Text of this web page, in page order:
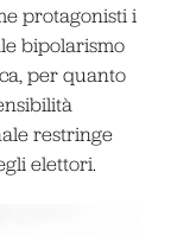
protagonisti i
bipolarismo
per quanto
restringe
elettori.